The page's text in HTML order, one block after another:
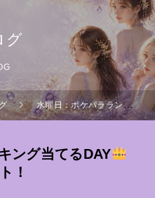
グ
水曜日：ポケパラランキング当てるDAY
ング当てるDAY
！